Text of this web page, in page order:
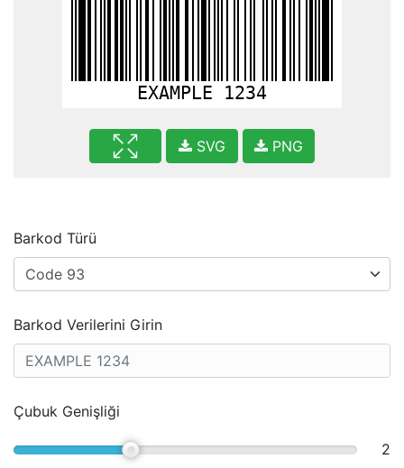
EXAMPLE 1234
SVG PNG
Barkod Türü
Barkod Verilerini Girin
Çubuk Genişliği
2